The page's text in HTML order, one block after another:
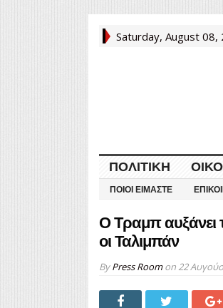
Saturday, August 08,
ΠΟΛΙΤΙΚΉ
ΠΟΙΟΙ ΕΊΜΑΣΤΕ
Ο Τραμπ αυξάνει
οι Ταλιμπάν
ByPress Roomon 22